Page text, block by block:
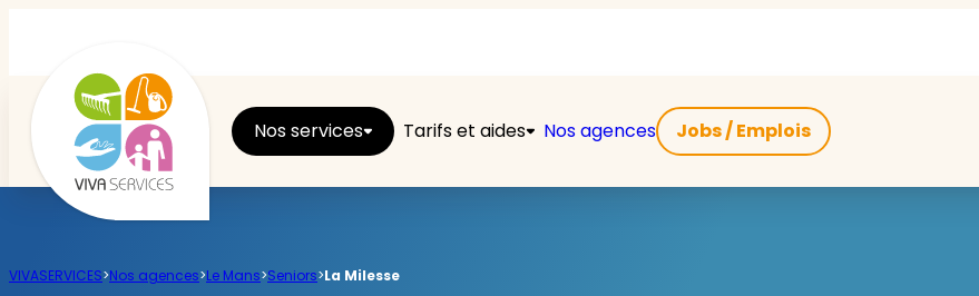
Nos services Tarifs et aides Nos agences Jobs / Emplois
VIVASERVICES>Nos agences>Le Mans>Seniors>La Milesse